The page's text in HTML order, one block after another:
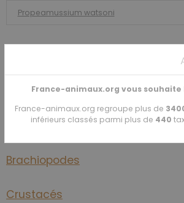
Propeamussium watsoni
Annélides
Arachnidés
Brachiopodes
Crustacés
France-animaux.org vous souhaite
France-animaux.org regroupe plus de
inférieurs classés parmi plus de 440